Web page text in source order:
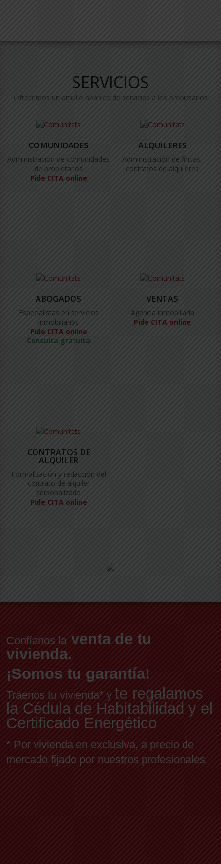
SERVICIOS
Ofrecemos un amplio abanico de servicios a los propietarios
COMUNIDADES
Administración de comunidades
de propietarios
Pide CITA online
ALQUILERES
Administración de fincas,
contratos de alquileres
ABOGADOS
Especialistas en servicios
inmobiliarios
Pide CITA online
Consulta gratuita
VENTAS
Agencia inmobiliaria
Pide CITA online
CONTRATOS DE
ALQUILER
Formalización y redacción del
contrato de alquiler
personalizado
Pide CITA online
Confíanos la venta de tu
vivienda.
¡Somos tu garantía!
Tráenos tu vivienda* yte regalamos
la Cédula de Habitabilidad y el
Certificado Energético
* Por vivienda en exclusiva, a precio de
mercado fijado por nuestros profesionales